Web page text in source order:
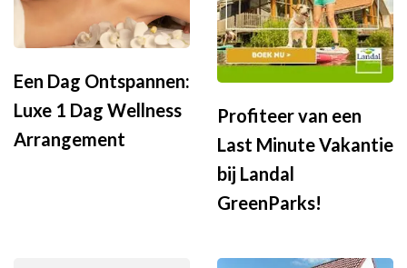
Een Dag Ontspannen:
Luxe 1 Dag Wellness
Arrangement
Profiteer van een
Last Minute Vakantie
bij Landal
GreenParks!